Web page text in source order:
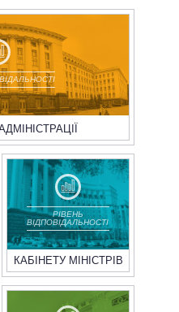
РІВЕНЬ
ВІДПОВІДАЛЬНОСТІ
КАБІНЕТУ МІНІСТРІВ